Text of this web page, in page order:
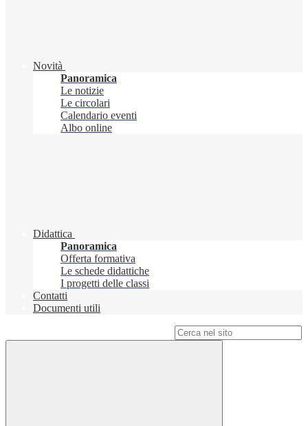
Novità
Panoramica
Le notizie
Le circolari
Calendario eventi
Albo online
Didattica
Panoramica
Offerta formativa
Le schede didattiche
I progetti delle classi
Contatti
Documenti utili